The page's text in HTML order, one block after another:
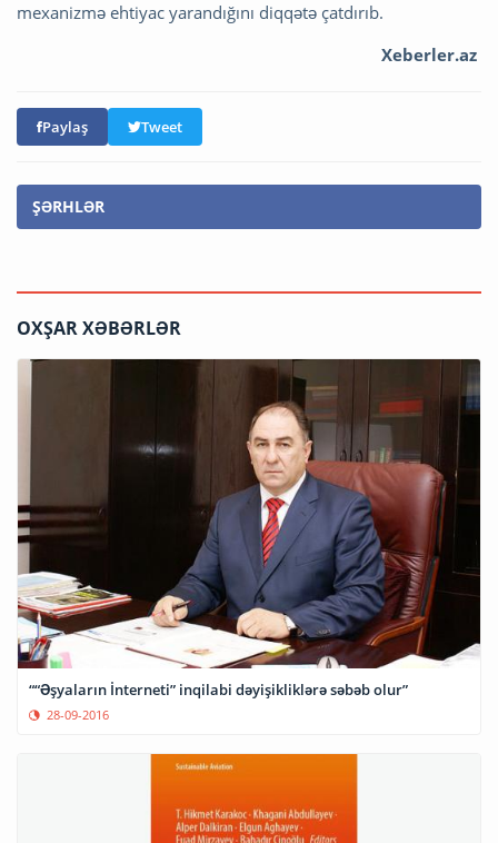
mexanizmə ehtiyac yarandığını diqqətə çatdırıb.
Xeberler.az
Paylaş Tweet
ŞƏRHLƏR
OXŞAR XƏBƏRLƏR
““Əşyaların İnterneti” inqilabi dəyişikliklərə səbəb olur”
28-09-2016